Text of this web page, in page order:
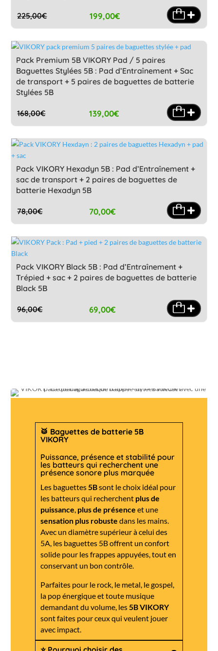
225,00€
Le
initial
225,00€.
199,00€
Le
actuel
199,00€.
Pack Premium 5B VIKORY Pad / 5 paires
Baguettes Stylées 5B : Pad d’Entraînement + Sac
de transport + 5 paires de baguettes de batterie
Stylées 5B
168,00€
Le
initial
139,00€
Le
actuel
Pack VIKORY Hexadyn 5B : Pad d’Entraînement +
sac de transport + 2 paires de baguettes de
batterie Hexadyn 5B
78,00€
Le
initial
était :
70,00€
Le
actuel
est :
Pack VIKORY Black 5B : Pad d’Entraînement +
Trépied + sac + 2 paires de baguettes de batterie
Black 5B
96,00€
Le
69,00€
Le
🥁 Baguettes de batterie 5B
VIKORY
Puissance, présence et stabilité pour
les batteurs qui recherchent une
présence sonore plus marquée
Les baguettes 5Bsont le choix idéal pour
les batteurs qui recherchent plus de
puissance plus de présence et une
sensation plus robuste dans les mains.
Avec un diamètre supérieur à celui des
5A, les baguettes 5B offrent un confort
solide pour les frappes appuyées, tout en
conservant un bon contrôle.
Parfaites pour le rock, le metal, le gospel,
la pop énergique et toute musique
demandant du volume, les 5B VIKORY
sont faites pour ceux qui veulent jouer
avec impact.